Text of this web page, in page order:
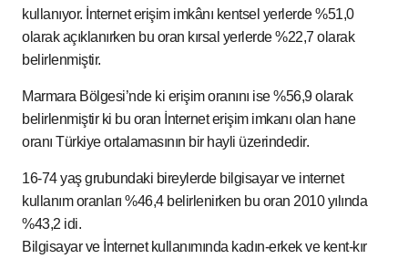
kullanıyor. İnternet erişim imkânı kentsel yerlerde %51,0
olarak açıklanırken bu oran kırsal yerlerde %22,7 olarak
belirlenmiştir.
Marmara Bölgesi’nde ki erişim oranını ise %56,9 olarak
belirlenmiştir ki bu oran İnternet erişim imkanı olan hane
oranı Türkiye ortalamasının bir hayli üzerindedir.
16-74 yaş grubundaki bireylerde bilgisayar ve internet
kullanım oranları %46,4 belirlenirken bu oran 2010 yılında
%43,2 idi.
Bilgisayar ve İnternet kullanımında kadın-erkek ve kent-kır